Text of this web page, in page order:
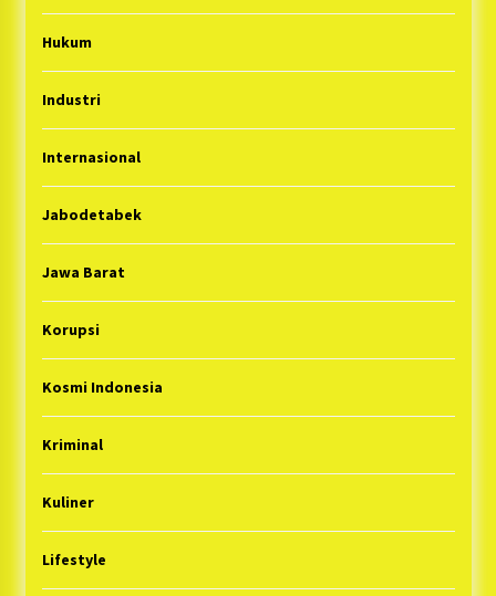
Hukum
Industri
Internasional
Jabodetabek
Jawa Barat
Korupsi
Kosmi Indonesia
Kriminal
Kuliner
Lifestyle